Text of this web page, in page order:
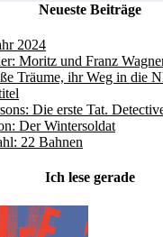
Neueste Beiträge
2024
Moritz und Franz
Träume, ihr Weg in die
Die erste Tat.
Der Wintersoldat
22 Bahnen
Ich lese gerade